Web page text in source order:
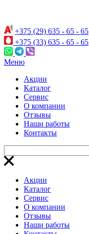
+375 (29) 635 - 65 - 65
+375 (33) 635 - 65 - 65
Меню
Акции
Каталог
Сервис
О компании
Отзывы
Наши работы
Контакты
Акции
Каталог
Сервис
О компании
Отзывы
Наши работы